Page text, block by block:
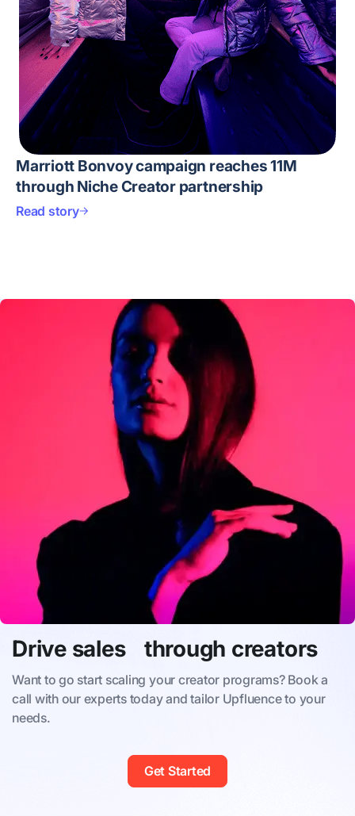
Marriott Bonvoy campaign reaches 11M
through Niche Creator partnership
Read story
Drive sales through creators
Want to go start scaling your creator programs? Book a
call with our experts today and tailor Upfluence to your
needs.
Get Started